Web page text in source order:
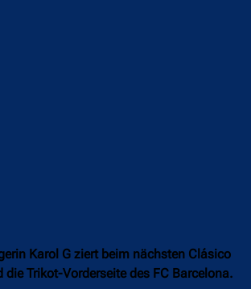
Karol G ziert beim nächsten Clásico
die Trikot-Vorderseite des FC Barcelona.